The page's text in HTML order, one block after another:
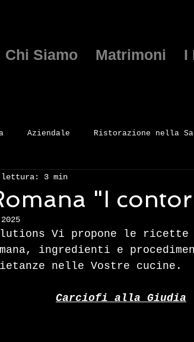
Chi Siamo Matrimoni I
Aziendale Ristorazione nella
"I
lettura: 3 min
Vi propone le
ingredienti e
nelle Vostre cucine.
Carciofi alla Giudia